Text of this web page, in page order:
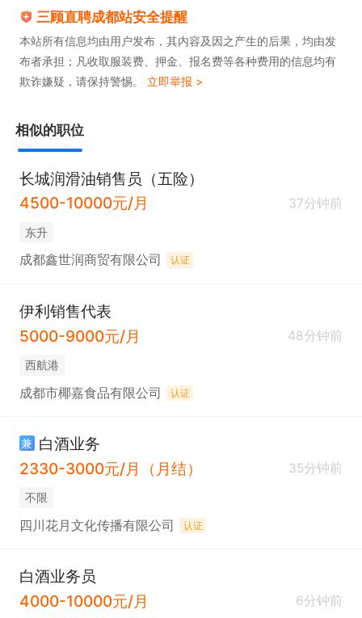
三顾直聘成都站安全提醒
本站所有信息均由用户发布，其内容及因之产生的后果，均由发
布者承担；凡收取服装费、押金、报名费等各种费用的信息均有
欺诈嫌疑，请保持警惕。 立即举报 >
相似的职位
长城润滑油销售员（五险）
4500-10000元/月
37分钟前
东升
成都鑫世润商贸有限公司 认证
伊利销售代表
5000-9000元/月
48分钟前
西航港
成都市椰嘉食品有限公司 认证
兼 白酒业务
2330-3000元/月（月结）
35分钟前
不限
四川花月文化传播有限公司 认证
白酒业务员
4000-10000元/月
6分钟前